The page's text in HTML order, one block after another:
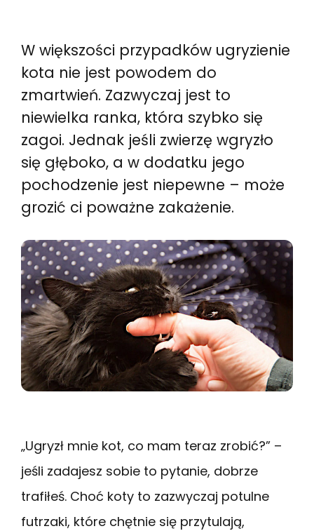
W większości przypadków ugryzienie
kota nie jest powodem do
zmartwień. Zazwyczaj jest to
niewielka ranka, która szybko się
zagoi. Jednak jeśli zwierzę wgryzło
się głęboko, a w dodatku jego
pochodzenie jest niepewne – może
grozić ci poważne zakażenie.
„Ugryzł mnie kot, co mam teraz zrobić?” –
jeśli zadajesz sobie to pytanie, dobrze
trafiłeś. Choć koty to zazwyczaj potulne
futrzaki, które chętnie się przytulają,